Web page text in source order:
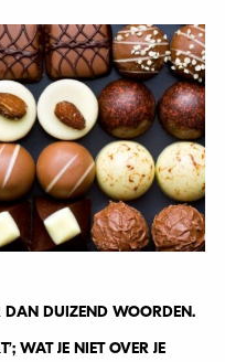
DAN DUIZEND WOORDEN.
WAT JE NIET OVER JE